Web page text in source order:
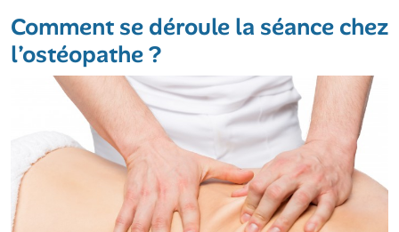
Comment se déroule la séance chez
l’ostéopathe ?